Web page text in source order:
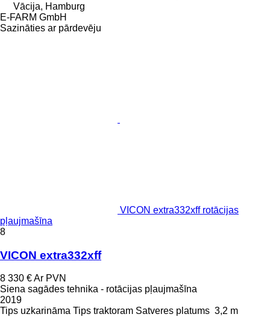
Vācija, Hamburg
E-FARM GmbH
Sazināties ar pārdevēju
VICON extra332xff rotācijas
pļaujmašīna
8
VICON extra332xff
8 330 €Ar PVN
Siena sagādes tehnika - rotācijas pļaujmašīna
2019
Tips uzkarināma Tips traktoram Satveres platums 3,2 m